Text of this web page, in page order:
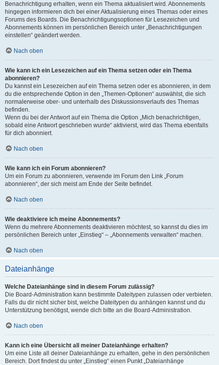
Benachrichtigung erhalten, wenn ein Thema aktualisiert wird. Abonnements
hingegen informieren dich bei einer Aktualisierung eines Themas oder eines
Forums des Boards. Die Benachrichtigungsoptionen für Lesezeichen und
Abonnements können im persönlichen Bereich unter „Benachrichtigungen
einstellen“ geändert werden.
Nach oben
Wie kann ich ein Lesezeichen auf ein Thema setzen oder ein Thema
abonnieren?
Du kannst ein Lesezeichen auf ein Thema setzen oder es abonnieren, in dem
du die entsprechende Option in den „Themen-Optionen“ auswählst, die sich
normalerweise ober- und unterhalb des Diskussionsverlaufs des Themas
befinden.
Wenn du bei der Antwort auf ein Thema die Option „Mich benachrichtigen,
sobald eine Antwort geschrieben wurde“ aktivierst, wird das Thema ebenfalls
für dich abonniert.
Nach oben
Wie kann ich ein Forum abonnieren?
Um ein Forum zu abonnieren, verwende im Forum den Link „Forum
abonnieren“, der sich meist am Ende der Seite befindet.
Nach oben
Wie deaktiviere ich meine Abonnements?
Wenn du mehrere Abonnements deaktivieren möchtest, so kannst du dies im
persönlichen Bereich unter „Einstieg“ – „Abonnements verwalten“ machen.
Nach oben
Dateianhänge
Welche Dateianhänge sind in diesem Forum zulässig?
Die Board-Administration kann bestimmte Dateitypen zulassen oder verbieten.
Falls du dir nicht sicher bist, welche Dateitypen du anhängen kannst und du
Unterstützung benötigst, wende dich bitte an die Board-Administration.
Nach oben
Kann ich eine Übersicht all meiner Dateianhänge erhalten?
Um eine Liste all deiner Dateianhänge zu erhalten, gehe in den persönlichen
Bereich. Dort findest du unter „Einstieg“ einen Punkt „Dateianhänge